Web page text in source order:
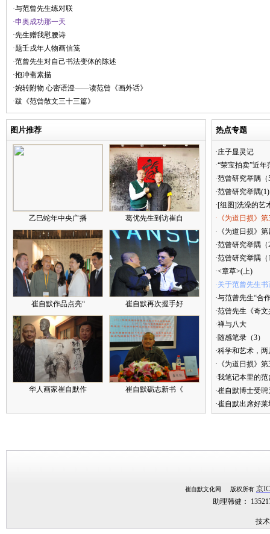
·与范曾先生练对联
·申奥成功那一天
·先生赠我慰腰诗
·题壬戌年人物画信笺
·范曾先生对自己书法变体的陈述
·抱冲斋素描
·婉转附物 心密语澄——读范曾《画外话》
·跋《范曾散文三十三篇》
图片推荐
乙巳蛇年中央广播 葛优先生到访崔自
崔自默作品点亮“ 崔自默再次握手好
华人画家崔自默作 崔自默砺志新书《
热点专题
·庄子显灵记
·“荣宝拍卖”近
·范曾研究举隅（
·范曾研究举隅(1)
·[组图]洗澡的艺
·《为道日损》
·《为道日损》
·范曾研究举隅（
·范曾研究举隅（
·<章草>(上)
·关于范曾先生
·与范曾先生“合
·范曾先生《奇
·禅与八大
·随感笔录（3）
·科学和艺术，
·《为道日损》
·我笔记本里的
·崔自默博士受
·崔自默出席好
崔自默文化网 版权所有 京
助理韩健：
技